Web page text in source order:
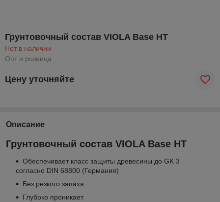
Грунтовочный состав VIOLA Base HT
Нет в наличии
Опт и розница
Цену уточняйте
Описание
Грунтовочный состав VIOLA Base HT
Обеспечивает класс защиты древесины до GK 3
согласно DIN 68800 (Германия)
Без резкого запаха
Глубоко проникает